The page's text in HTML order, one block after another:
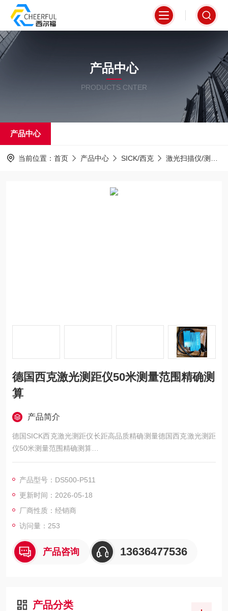
产品中心
PRODUCTS CNTER
产品中心
当前位置： 首页 产品中心 SICK/西克 激光扫描仪/测距仪
德国西克激光测距仪50米测量范围精确测
算
产品简介
德国SICK西克激光测距仪长距高品质精确测量德国西克激光测距
仪50米测量范围精确测算
测量 - 液位, 保护物体 - 建筑和地产, 保护物体 - 贵重物品, 保护物
置 - 2D 定位
产品型号：DS500-P511
更新时间：2026-05-18
厂商性质：经销商
访问量：253
产品咨询 13636477536
产品分类